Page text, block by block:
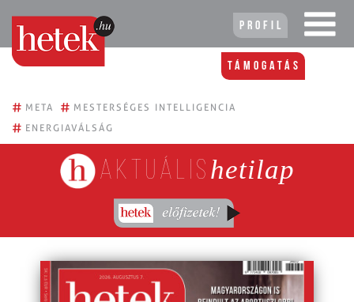
Profil
Támogatás
# META # MESTERSÉGES INTELLIGENCIA
# ENERGIAVÁLSÁG
Aktuális hetilap